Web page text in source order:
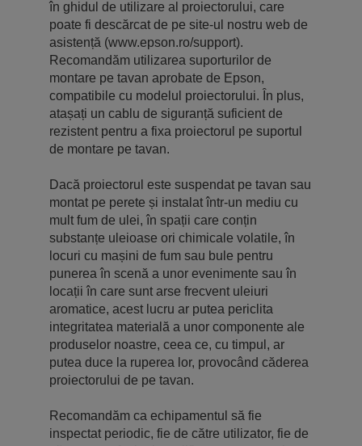
în ghidul de utilizare al proiectorului, care
poate fi descărcat de pe site-ul nostru web de
asistență (www.epson.ro/support).
Recomandăm utilizarea suporturilor de
montare pe tavan aprobate de Epson,
compatibile cu modelul proiectorului. În plus,
atașați un cablu de siguranță suficient de
rezistent pentru a fixa proiectorul pe suportul
de montare pe tavan.
Dacă proiectorul este suspendat pe tavan sau
montat pe perete și instalat într-un mediu cu
mult fum de ulei, în spații care conțin
substanțe uleioase ori chimicale volatile, în
locuri cu mașini de fum sau bule pentru
punerea în scenă a unor evenimente sau în
locații în care sunt arse frecvent uleiuri
aromatice, acest lucru ar putea periclita
integritatea materială a unor componente ale
produselor noastre, ceea ce, cu timpul, ar
putea duce la ruperea lor, provocând căderea
proiectorului de pe tavan.
Recomandăm ca echipamentul să fie
inspectat periodic, fie de către utilizator, fie de